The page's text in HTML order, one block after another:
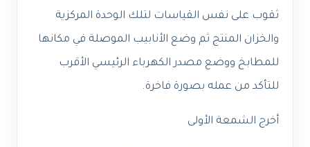
ثقوب على نفس القياسات لتلك الوحدة المركزية
والخزان المنتج ثم وضع الأنابيب الموصلة في مكانها
للمطابخ ووضع مصدر الكهرباء الرئيسي الأقرب
للتأكد من عمله بصورة فاخرة.
أخرج الشمعة الأولى